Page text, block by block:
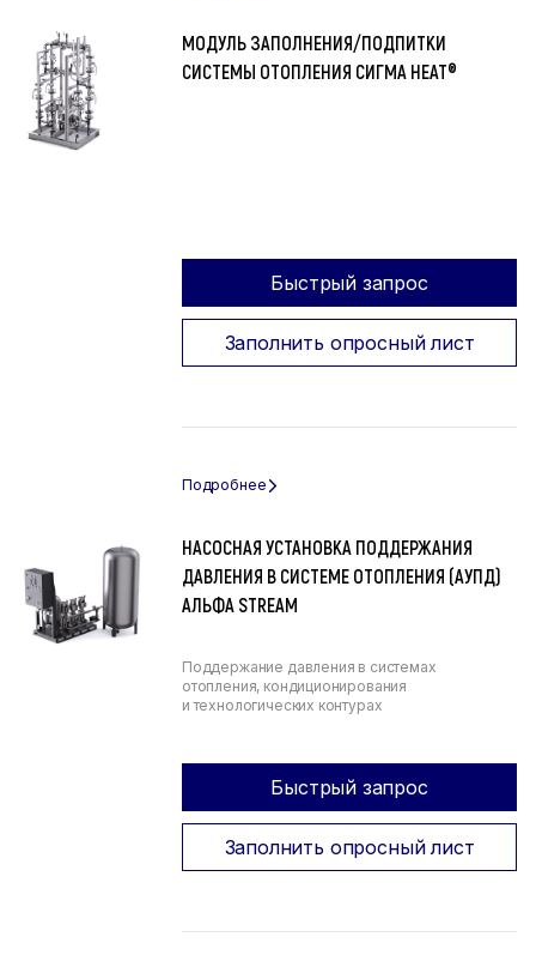
МОДУЛЬ ЗАПОЛНЕНИЯ/ПОДПИТКИ
СИСТЕМЫ ОТОПЛЕНИЯ СИГМА HEAT®
Быстрый запрос
Заполнить опросный лист
НАСОСНАЯ УСТАНОВКА ПОДДЕРЖАНИЯ
ДАВЛЕНИЯ В СИСТЕМЕ ОТОПЛЕНИЯ (АУПД)
АЛЬФА STREAM
Поддержание давления в системах
отопления, кондиционирования
и технологических контурах
Быстрый запрос
Заполнить опросный лист